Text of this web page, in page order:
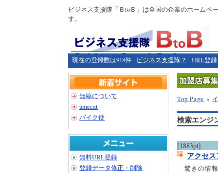
ビジネス支援隊「ＢtoＢ」は全国の企業のホームペ
す。
現在の登録数は918件 ビジネス支援隊？ URL登録
Top Page »
検索エンジ
[1883pt]
アクセ
驚きの情
無線について
umecat
バイク便
無料URL登録
登録データ修正・削除